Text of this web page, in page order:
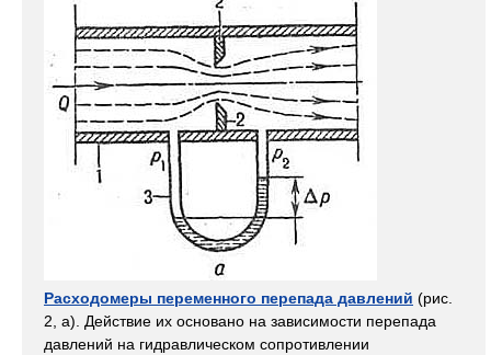
Расходомеры переменного перепада давлений (рис.
2, а). Действие их основано на зависимости перепада
давлений на гидравлическом сопротивлении